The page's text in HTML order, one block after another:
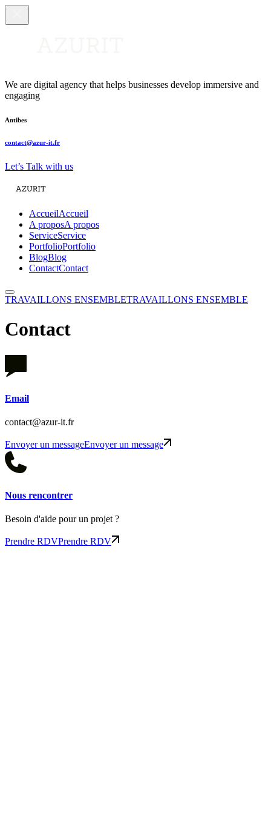
We are digital agency that helps businesses develop immersive and
engaging
Antibes
contact@azur-it.fr
Let’s Talk with us
AccueilAccueil
A proposA propos
ServiceService
PortfolioPortfolio
BlogBlog
ContactContact
TRAVAILLONS ENSEMBLETRAVAILLONS ENSEMBLE
Contact
Email
contact@azur-it.fr
Envoyer un messageEnvoyer un message
Nous rencontrer
Besoin d'aide pour un projet ?
Prendre RDVPrendre RDV